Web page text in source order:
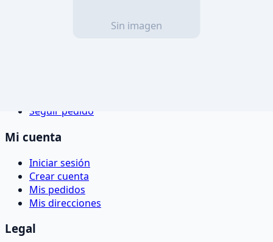
Seguir pedido
Mi cuenta
Iniciar sesión
Crear cuenta
Mis pedidos
Mis direcciones
Legal